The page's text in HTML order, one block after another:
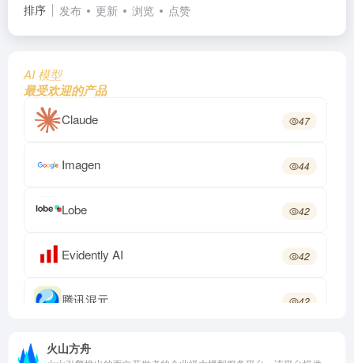
排序 发布 更新 浏览 点赞
AI 模型
最受欢迎的产品
Claude 47
Imagen 44
Lobe 42
Evidently AI 42
腾讯混元 42
Codex
火山方舟